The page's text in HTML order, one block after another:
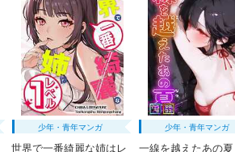
少年・青年マンガ
世界で一番綺麗な姉はレ
少年・青年マンガ
一線を越えたあの